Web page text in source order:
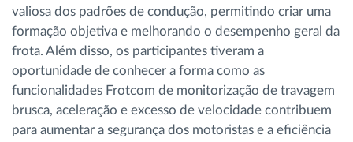
valiosa dos padrões de condução, permitindo criar uma
formação objetiva e melhorando o desempenho geral da
frota. Além disso, os participantes tiveram a
oportunidade de conhecer a forma como as
funcionalidades Frotcom de monitorização de travagem
brusca, aceleração e excesso de velocidade contribuem
para aumentar a segurança dos motoristas e a eficiência